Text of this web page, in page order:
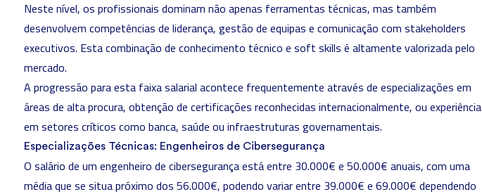
Neste nível, os profissionais dominam não apenas ferramentas técnicas, mas também
desenvolvem competências de liderança, gestão de equipas e comunicação com stakeholders
executivos. Esta combinação de conhecimento técnico e soft skills é altamente valorizada pelo
mercado.
A progressão para esta faixa salarial acontece frequentemente através de especializações em
áreas de alta procura, obtenção de certificações reconhecidas internacionalmente, ou experiência
em setores críticos como banca, saúde ou infraestruturas governamentais.
Especializações Técnicas: Engenheiros de Cibersegurança
O salário de um engenheiro de cibersegurança está entre 30.000€ e 50.000€ anuais, com uma
média que se situa próximo dos 56.000€, podendo variar entre 39.000€ e 69.000€ dependendo